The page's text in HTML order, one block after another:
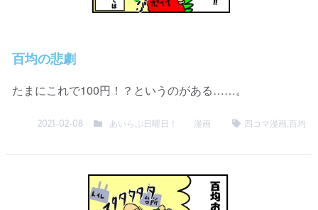
百均の悲劇
たまにこれで100円！？というのがある……。
2021-02-08 あいらぶ日曜日！ 漫画 四コマ漫画 百均